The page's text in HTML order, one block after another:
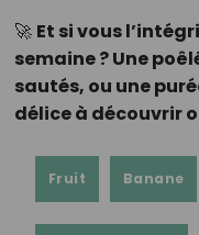
🚀 Et si vous
semaine ? Une
sautés, ou une
délice à découvrir
Fruit Banane